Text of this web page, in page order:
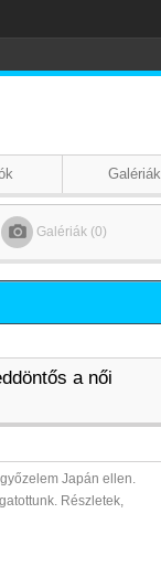
Galériák
Galériák (0)
a női
Japán ellen.
Részletek,